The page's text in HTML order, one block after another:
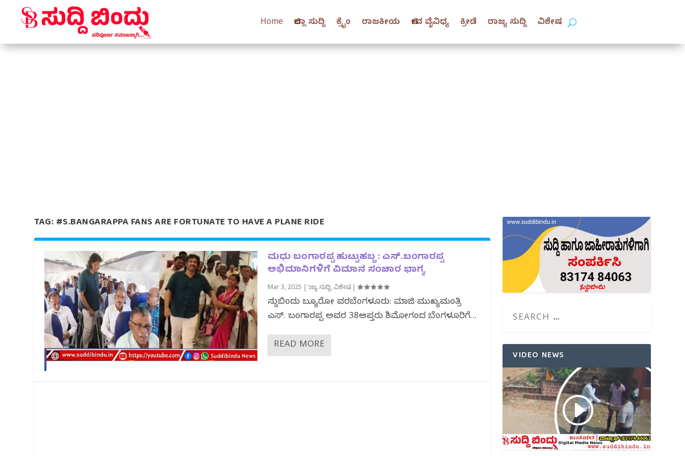
Home ಜಿಲ್ಲಾ ಸುದ್ದಿ ಕ್ರೈಂ ರಾಜಕೀಯ ಜೀವ ವೈವಿಧ್ಯ ಕ್ರೀಡೆ ರಾಜ್ಯ ಸುದ್ದಿ ವಿಶೇಷ
TAG:#S.BANGARAPPA FANS ARE FORTUNATE TO HAVE A PLANE RIDE
ಮಧು ಬಂಗಾರಪ್ಪ ಹುಟ್ಟುಹಬ್ಬ : ಎಸ್.‌ಬಂಗಾರಪ್ಪ‌
ಅಭಿಮಾನಿಗಳಿಗೆ ವಿಮಾನ ಸಂಚಾರ ಭಾಗ್ಯ
Mar 3, 2025 |ರಾಜ್ಯ ಸುದ್ದಿ,ವಿಶೇಷ|
ಸುದ್ದಿಬಿಂದು ಬ್ಯೂರೋ ವರದಿಬೆಂಗಳೂರು: ಮಾಜಿ ಮುಖ್ಯಮಂತ್ರಿ
ಎಸ್. ಬಂಗಾರಪ್ಪ ಅವರ 38ಆಪ್ತರು ಶಿಮೋಗದಿಂದ ಬೆಂಗಳೂರಿಗೆ...
READ MORE
VIDEO NEWS